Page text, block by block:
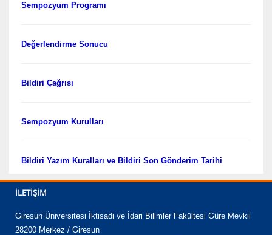
Sempozyum Programı
Değerlendirme Sonucu
Bildiri Çağrısı
Sempozyum Kurulları
Bildiri Yazım Kuralları ve Bildiri Son Gönderim Tarihi
İLETIŞIM
Giresun Üniversitesi İktisadi ve İdari Bilimler Fakültesi Güre Mevkii
28200 Merkez / Giresun